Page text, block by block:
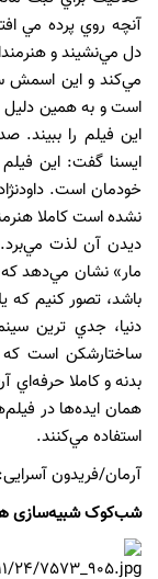
آنچه روي پرده‌ مي‌
دل مي‌نشيند و
مي‌كند و اين اسمش
است و به همين دليل
اين فيلم را ببيند.
ايسنا گفت: اين
خودمان است.
نشده است كاملا
ديدن آن لذت
مار» نشان مي‌دهد كه
باشد، تصور كنيم
دنيا، جدي ترين
ساختارشكن است كه
بدنه‌ و كاملا حرفه‌اي
همان ايده‌ها در
استفاده مي‌كنند.
آرمان/فریدون آسرایی:
شب‌کوک شبیه‌سازی